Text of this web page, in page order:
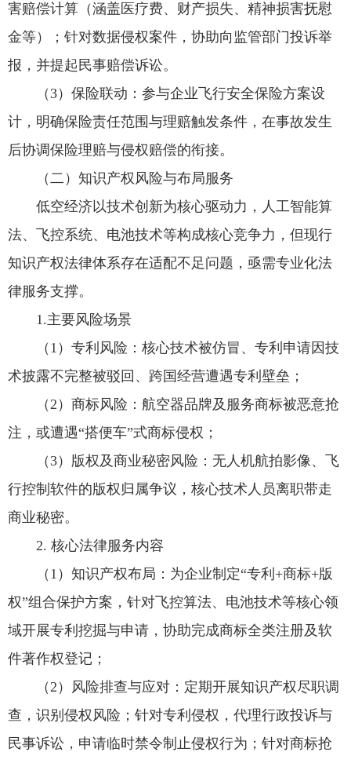
害赔偿计算（涵盖医疗费、财产损失、精神损害抚慰
金等）；针对数据侵权案件，协助向监管部门投诉举
报，并提起民事赔偿诉讼。
（3）保险联动：参与企业飞行安全保险方案设
计，明确保险责任范围与理赔触发条件，在事故发生
后协调保险理赔与侵权赔偿的衔接。
（二）知识产权风险与布局服务
低空经济以技术创新为核心驱动力，人工智能算
法、飞控系统、电池技术等构成核心竞争力，但现行
知识产权法律体系存在适配不足问题，亟需专业化法
律服务支撑。
1.主要风险场景
（1）专利风险：核心技术被仿冒、专利申请因技
术披露不完整被驳回、跨国经营遭遇专利壁垒；
（2）商标风险：航空器品牌及服务商标被恶意抢
注，或遭遇“搭便车”式商标侵权；
（3）版权及商业秘密风险：无人机航拍影像、飞
行控制软件的版权归属争议，核心技术人员离职带走
商业秘密。
2. 核心法律服务内容
（1）知识产权布局：为企业制定“专利+商标+版
权”组合保护方案，针对飞控算法、电池技术等核心领
域开展专利挖掘与申请，协助完成商标全类注册及软
件著作权登记；
（2）风险排查与应对：定期开展知识产权尽职调
查，识别侵权风险；针对专利侵权，代理行政投诉与
民事诉讼，申请临时禁令制止侵权行为；针对商标抢